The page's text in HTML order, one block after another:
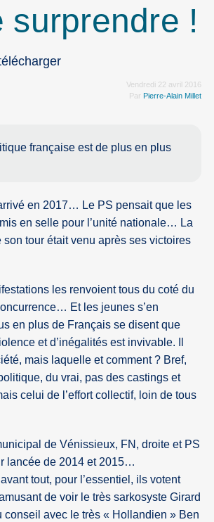
surprendre !
Vendredi 22 avril 2016
Par Pierre-Alain Millet
française est de plus en plus
en 2017… Le PS pensait que les
en selle pour l’unité nationale… La
son tour était venu après ses victoires
les renvoient tous du coté du
Et les jeunes s’en
en plus de Français se disent que
et d’inégalités est invivable. Il
mais laquelle et comment ? Bref,
du vrai, pas des castings et
celui de l’effort collectif, loin de tous
de Vénissieux, FN, droite et PS
lancée de 2014 et 2015…
tout, pour l’essentiel, ils votent
de voir le très sarkosyste Girard
conseil avec le très « Hollandien » Ben